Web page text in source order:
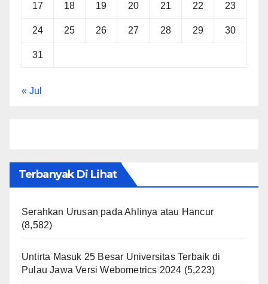
17 18 19 20 21 22 23
24 25 26 27 28 29 30
31
« Jul
Terbanyak Di Lihat
Serahkan Urusan pada Ahlinya atau Hancur
(8,582)
Untirta Masuk 25 Besar Universitas Terbaik di
Pulau Jawa Versi Webometrics 2024 (5,223)